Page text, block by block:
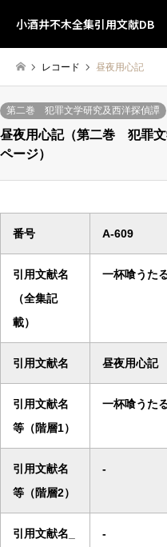
小酒井不木全集引用文献DB
レコード 昼夜用心記
第二巻 犯罪文学研究及西洋探偵譚
昼夜用心記（第二巻 犯罪文
ページ）
番号 A-609
引用文献名
（全集記
載）
一杯喰うた
引用文献名 昼夜用心記
引用文献名
等（階層1）
一杯喰うた
引用文献名
等（階層2）
-
引用文献名_
-